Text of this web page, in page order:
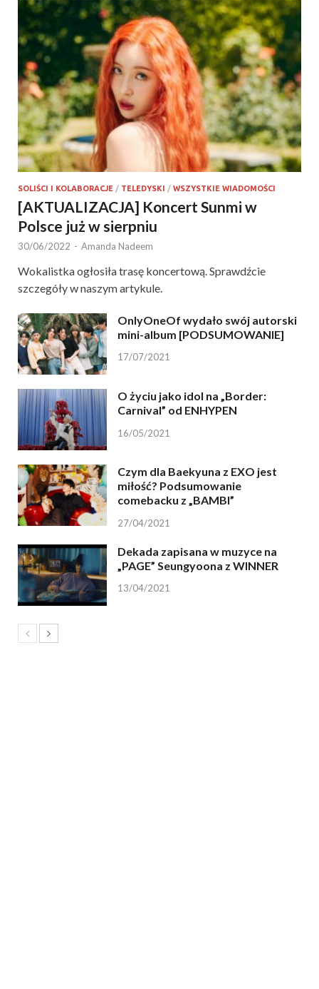
SOLIŚCI I KOLABORACJE / TELEDYSKI / WSZYSTKIE WIADOMOŚCI
[AKTUALIZACJA] Koncert Sunmi w
Polsce już w sierpniu
30/06/2022 - Amanda Nadeem
Wokalistka ogłosiła trasę koncertową. Sprawdźcie
szczegóły w naszym artykule.
OnlyOneOf wydało swój autorski
mini-album [PODSUMOWANIE]
17/07/2021
O życiu jako idol na „Border:
Carnival” od ENHYPEN
16/05/2021
Czym dla Baekyuna z EXO jest
miłość? Podsumowanie
comebacku z „BAMBI”
27/04/2021
Dekada zapisana w muzyce na
„PAGE” Seungyoona z WINNER
13/04/2021